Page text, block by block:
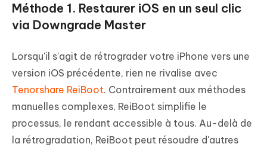
Méthode 1. Restaurer iOS en un seul clic
via Downgrade Master
Lorsqu'il s'agit de rétrograder votre iPhone vers une
version iOS précédente, rien ne rivalise avec
Tenorshare ReiBoot. Contrairement aux méthodes
manuelles complexes, ReiBoot simplifie le
processus, le rendant accessible à tous. Au-delà de
la rétrogradation, ReiBoot peut résoudre d'autres